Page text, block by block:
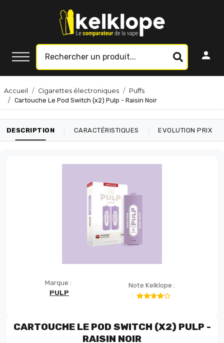
Accueil Cigarettes électroniques
Puffs
Cartouche Le Pod Switch (x2) Pulp - Raisin Noir
DESCRIPTION CARACTÉRISTIQUES EVOLUTION PRIX
Marque :
PULP
Note Kelklope :
CARTOUCHE LE POD SWITCH (X2) PULP -
RAISIN NOIR